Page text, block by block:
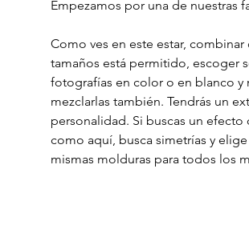
Empezamos por una de nuestras
Como ves en este estar, combinar
tamaños está permitido, escoger
fotografías en color o en blanco y
mezclarlas también. Tendrás un
personalidad. Si buscas un efecto
como aquí, busca simetrías y elige
mismas molduras para todos los